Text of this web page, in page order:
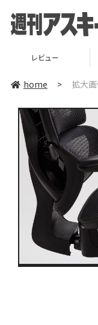
レビュー
home > 拡大